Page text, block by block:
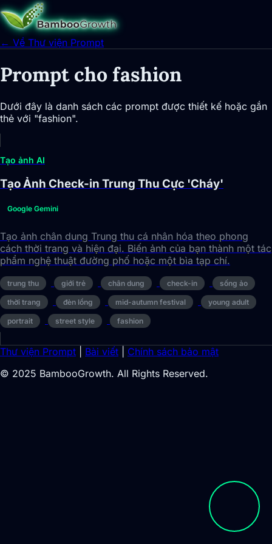
← Về Thư viện Prompt
Prompt cho fashion
Dưới đây là danh sách các prompt được thiết kế hoặc gắn
thẻ với "fashion".
Tạo ảnh AI
Tạo Ảnh Check-in Trung Thu Cực 'Cháy'
Google Gemini
Tạo ảnh chân dung Trung thu cá nhân hóa theo phong
cách thời trang và hiện đại. Biến ảnh của bạn thành một tác
phẩm nghệ thuật đường phố hoặc một bìa tạp chí.
trung thu giới trẻ chân dung check-in sống ảo
thời trang đèn lồng mid-autumn festival young adult
portrait street style fashion
Thư viện Prompt Bài viết
Chính sách bảo mật
© 2025 BambooGrowth. All Rights Reserved.